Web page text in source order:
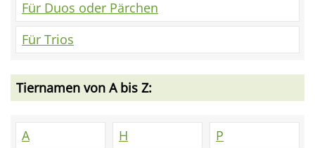
Für Duos oder Pärchen
Für Trios
Tiernamen von A bis Z:
A
H
P